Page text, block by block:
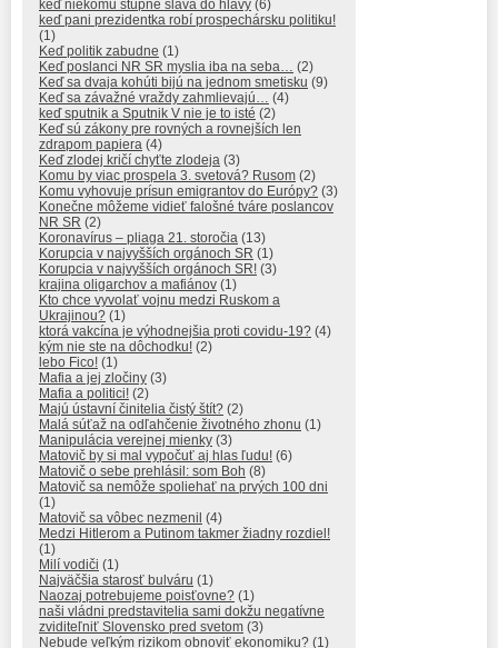
keď niekomu stúpne sláva do hlavy (6)
keď pani prezidentka robí prospechársku politiku!
(1)
Keď politik zabudne (1)
Keď poslanci NR SR myslia iba na seba…
(2)
Keď sa dvaja kohúti bijú na jednom smetisku (9)
Keď sa závažné vraždy zahmlievajú…
(4)
keď sputnik a Sputnik V nie je to isté (2)
Keď sú zákony pre rovných a rovnejších len
zdrapom papiera (4)
Keď zlodej kričí chyťte zlodeja (3)
Komu by viac prospela 3. svetová? Rusom (2)
Komu vyhovuje prísun emigrantov do Európy? (3)
Konečne môžeme vidieť falošné tváre poslancov
NR SR (2)
Koronavírus – pliaga 21. storočia (13)
Korupcia v najvyšších orgánoch SR (1)
Korupcia v najvyšších orgánoch SR! (3)
krajina oligarchov a mafiánov (1)
Kto chce vyvolať vojnu medzi Ruskom a
Ukrajinou? (1)
ktorá vakcína je výhodnejšia proti covidu-19? (4)
kým nie ste na dôchodku! (2)
lebo Fico! (1)
Mafia a jej zločiny (3)
Mafia a politici! (2)
Majú ústavní činitelia čistý štít? (2)
Malá súťaž na odľahčenie životného zhonu (1)
Manipulácia verejnej mienky (3)
Matovič by si mal vypočuť aj hlas ľudu! (6)
Matovič o sebe prehlásil: som Boh (8)
Matovič sa nemôže spoliehať na prvých 100 dni
(1)
Matovič sa vôbec nezmenil (4)
Medzi Hitlerom a Putinom takmer žiadny rozdiel!
(1)
Milí vodiči (1)
Najväčšia starosť bulváru (1)
Naozaj potrebujeme poisťovne? (1)
naši vládni predstavitelia sami dokžu negatívne
zviditeľniť Slovensko pred svetom (3)
Nebude veľkým rizikom obnoviť ekonomiku? (1)